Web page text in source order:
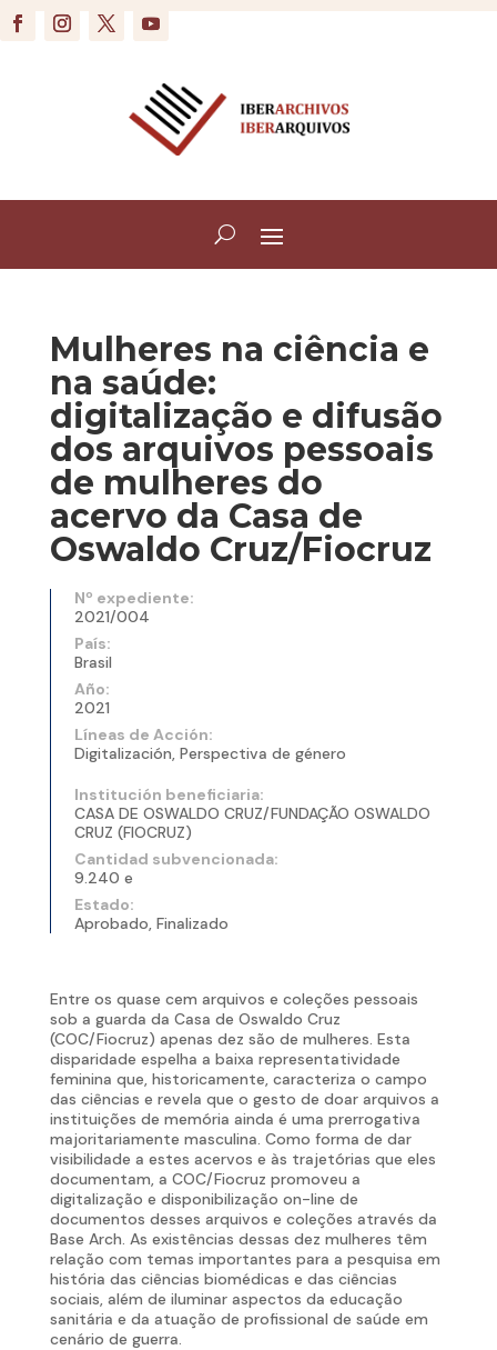
Mulheres na ciência e
na saúde:
digitalização e difusão
dos arquivos pessoais
de mulheres do
acervo da Casa de
Oswaldo Cruz/Fiocruz
Nº expediente:
2021/004
País:
Brasil
Año:
2021
Líneas de Acción:
Digitalización, Perspectiva de género
Institución beneficiaria:
CASA DE OSWALDO CRUZ/FUNDAÇÃO OSWALDO
CRUZ (FIOCRUZ)
Cantidad subvencionada:
9.240 e
Estado:
Aprobado, Finalizado
Entre os quase cem arquivos e coleções pessoais
sob a guarda da Casa de Oswaldo Cruz
(COC/Fiocruz) apenas dez são de mulheres. Esta
disparidade espelha a baixa representatividade
feminina que, historicamente, caracteriza o campo
das ciências e revela que o gesto de doar arquivos a
instituições de memória ainda é uma prerrogativa
majoritariamente masculina. Como forma de dar
visibilidade a estes acervos e às trajetórias que eles
documentam, a COC/Fiocruz promoveu a
digitalização e disponibilização on-line de
documentos desses arquivos e coleções através da
Base Arch. As existências dessas dez mulheres têm
relação com temas importantes para a pesquisa em
história das ciências biomédicas e das ciências
sociais, além de iluminar aspectos da educação
sanitária e da atuação de profissional de saúde em
cenário de guerra.